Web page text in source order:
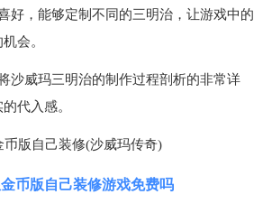
好，能够定制不同的三明治，让游戏中的
会。
沙威玛三明治的制作过程剖析的非常详
代入感。
币版自己装修游戏免费吗